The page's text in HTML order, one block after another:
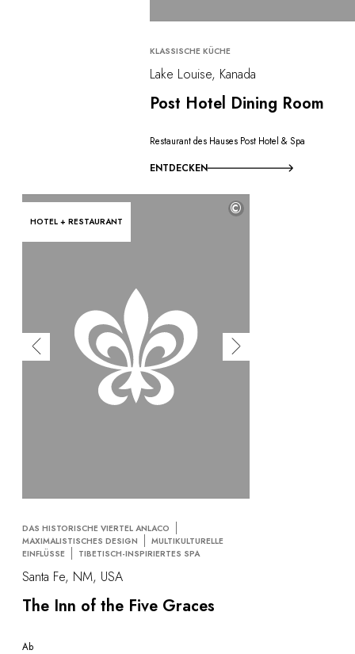
KLASSISCHE KÜCHE
Lake Louise, Kanada
Post Hotel Dining Room
Restaurant des Hauses Post Hotel & Spa
ENTDECKEN
HOTEL + RESTAURANT
©
DAS HISTORISCHE VIERTEL ANLACO
MAXIMALISTISCHES DESIGN
MULTIKULTURELLE
EINFLÜSSE
TIBETISCH-INSPIRIERTES SPA
Santa Fe, NM, USA
The Inn of the Five Graces
Ab